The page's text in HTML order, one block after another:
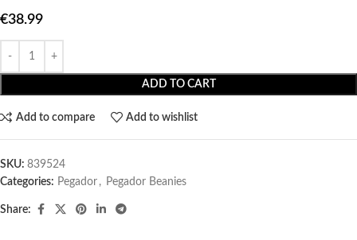
€38.99
ADD TO CART
Add to compare Add to wishlist
SKU: 839524
Categories: Pegador​ , Pegador Beanies
Share: